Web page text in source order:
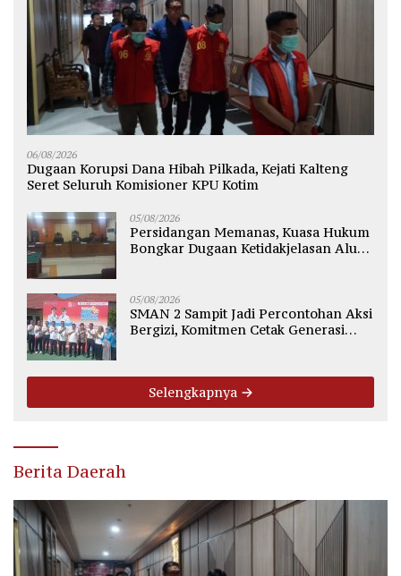
06/08/2026
Dugaan Korupsi Dana Hibah Pilkada, Kejati Kalteng
Seret Seluruh Komisioner KPU Kotim
05/08/2026
Persidangan Memanas, Kuasa Hukum
Bongkar Dugaan Ketidakjelasan Alur
05/08/2026
SMAN 2 Sampit Jadi Percontohan Aksi
Bergizi, Komitmen Cetak Generasi
Selengkapnya
Berita Daerah